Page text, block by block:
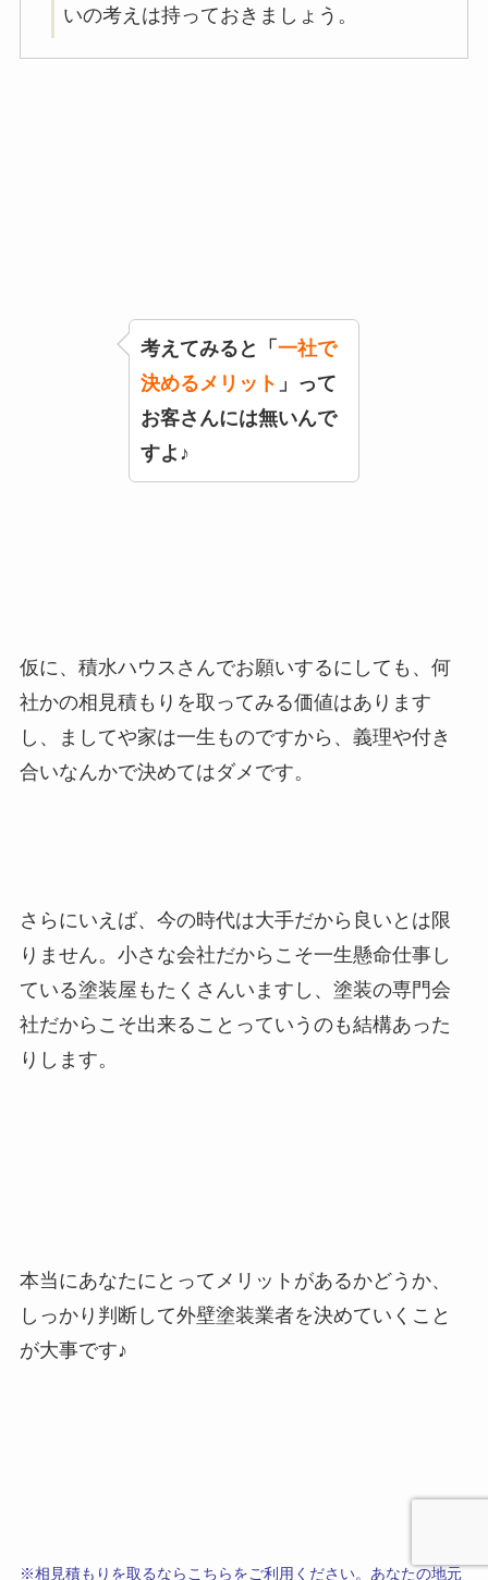
いの考えは持っておきましょう。
考えてみると「 一社で
決めるメリット 」って
お客さんには無いんで
すよ♪
仮に、積水ハウスさんでお願いするにしても、何
社かの相見積もりを取ってみる価値はあります
し、ましてや家は一生ものですから、義理や付き
合いなんかで決めてはダメです。
さらにいえば、今の時代は大手だから良いとは限
りません。小さな会社だからこそ一生懸命仕事し
ている塗装屋もたくさんいますし、塗装の専門会
社だからこそ出来ることっていうのも結構あった
りします。
本当にあなたにとってメリットがあるかどうか、
しっかり判断して外壁塗装業者を決めていくこと
が大事です♪
※相見積もりを取るならこちらをご利用ください。あなたの地元